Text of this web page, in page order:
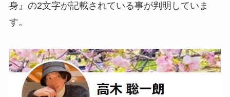
身』の2文字が記載されている事が判明していま
す。